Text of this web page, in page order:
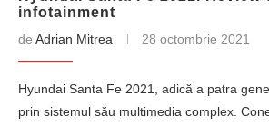
infotainment
de Adrian Mitrea 28 octombrie 2021
Hyundai Santa Fe 2021, adică a patra
prin sistemul său multimedia complex.